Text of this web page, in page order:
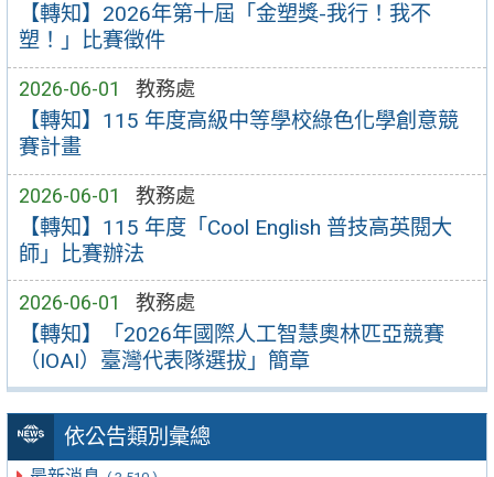
【轉知】2026年第十屆「金塑獎-我行！我不
塑！」比賽徵件
2026-06-01 教務處
【轉知】115 年度高級中等學校綠色化學創意競
賽計畫
2026-06-01 教務處
【轉知】115 年度「Cool English 普技高英閱大
師」比賽辦法
2026-06-01 教務處
【轉知】「2026年國際人工智慧奧林匹亞競賽
（IOAI）臺灣代表隊選拔」簡章
依公告類別彙總